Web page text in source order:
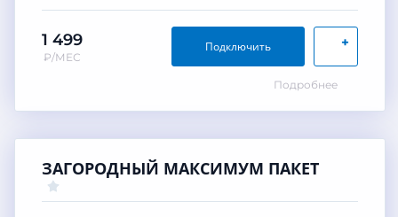
1 499
₽/МЕС
+
Подключить
Подробнее
ЗАГОРОДНЫЙ МАКСИМУМ ПАКЕТ